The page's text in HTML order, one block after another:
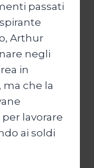
passati
Arthur
negli
in
che la
lavorare
ai soldi